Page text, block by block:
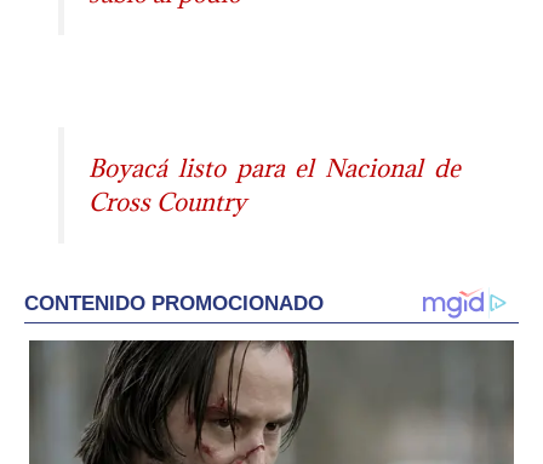
Boyacá listo para el Nacional de
Cross Country